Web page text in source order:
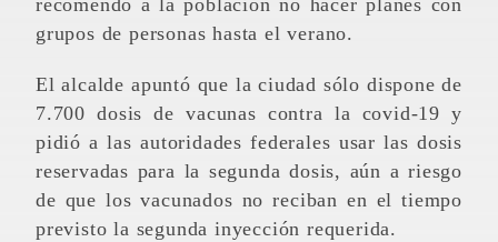
grupos de personas hasta el verano.
El alcalde apuntó que la ciudad sólo dispone de
7.700 dosis de vacunas contra la covid-19 y
pidió a las autoridades federales usar las dosis
reservadas para la segunda dosis, aún a riesgo
de que los vacunados no reciban en el tiempo
previsto la segunda inyección requerida.